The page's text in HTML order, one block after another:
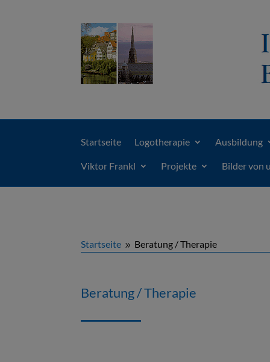
Startseite Logotherapie Ausbildung
Viktor Frankl Projekte Bilder von
Startseite 9 Beratung / Therapie
Beratung / Therapie